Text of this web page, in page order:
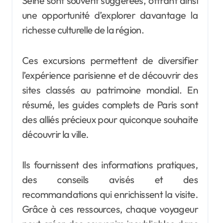
une opportunité d’explorer davantage la
richesse culturelle de la région.
Ces excursions permettent de diversifier
l’expérience parisienne et de découvrir des
sites classés au patrimoine mondial. En
résumé, les guides complets de Paris sont
des alliés précieux pour quiconque souhaite
découvrir la ville.
Ils fournissent des informations pratiques,
des conseils avisés et des
recommandations qui enrichissent la visite.
Grâce à ces ressources, chaque voyageur